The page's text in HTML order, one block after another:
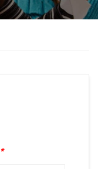
*